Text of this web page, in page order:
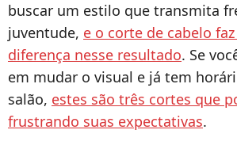
buscar um estilo que transmita
juventude, e o corte de cabelo
diferença nesse resultado. Se
em mudar o visual e já tem
salão, estes são três cortes que
frustrando suas expectativas.